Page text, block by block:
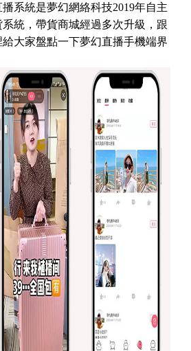
系統是夢幻網絡科技2019年自主
統，帶貨商城經過多次升級，跟
大家盤點一下夢幻直播手機端界